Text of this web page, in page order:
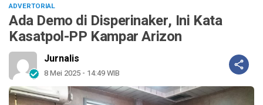
ADVERTORIAL
Ada Demo di Disperinaker, Ini Kata
Kasatpol-PP Kampar Arizon
Jurnalis
8 Mei 2025 - 14:49 WIB